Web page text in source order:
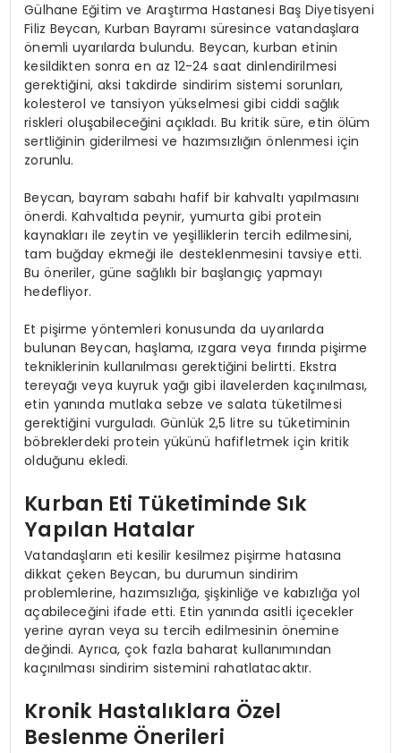
Gülhane Eğitim ve Araştırma Hastanesi Baş Diyetisyeni
Filiz Beycan, Kurban Bayramı süresince vatandaşlara
önemli uyarılarda bulundu. Beycan, kurban etinin
kesildikten sonra en az 12-24 saat dinlendirilmesi
gerektiğini, aksi takdirde sindirim sistemi sorunları,
kolesterol ve tansiyon yükselmesi gibi ciddi sağlık
riskleri oluşabileceğini açıkladı. Bu kritik süre, etin ölüm
sertliğinin giderilmesi ve hazımsızlığın önlenmesi için
zorunlu.
Beycan, bayram sabahı hafif bir kahvaltı yapılmasını
önerdi. Kahvaltıda peynir, yumurta gibi protein
kaynakları ile zeytin ve yeşilliklerin tercih edilmesini,
tam buğday ekmeği ile desteklenmesini tavsiye etti.
Bu öneriler, güne sağlıklı bir başlangıç yapmayı
hedefliyor.
Et pişirme yöntemleri konusunda da uyarılarda
bulunan Beycan, haşlama, ızgara veya fırında pişirme
tekniklerinin kullanılması gerektiğini belirtti. Ekstra
tereyağı veya kuyruk yağı gibi ilavelerden kaçınılması,
etin yanında mutlaka sebze ve salata tüketilmesi
gerektiğini vurguladı. Günlük 2,5 litre su tüketiminin
böbreklerdeki protein yükünü hafifletmek için kritik
olduğunu ekledi.
Kurban Eti Tüketiminde Sık
Yapılan Hatalar
Vatandaşların eti kesilir kesilmez pişirme hatasına
dikkat çeken Beycan, bu durumun sindirim
problemlerine, hazımsızlığa, şişkinliğe ve kabızlığa yol
açabileceğini ifade etti. Etin yanında asitli içecekler
yerine ayran veya su tercih edilmesinin önemine
değindi. Ayrıca, çok fazla baharat kullanımından
kaçınılması sindirim sistemini rahatlatacaktır.
Kronik Hastalıklara Özel
Beslenme Önerileri